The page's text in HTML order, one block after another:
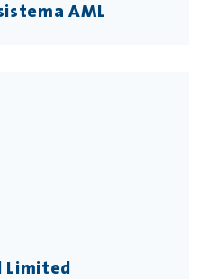
AML
Limited